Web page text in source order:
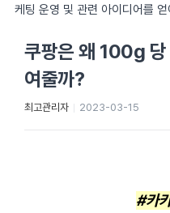
케팅 운영 및 관련 아이디어를
쿠팡은 왜 100g 당
여줄까?
최고관리자 2023-03-15
#카